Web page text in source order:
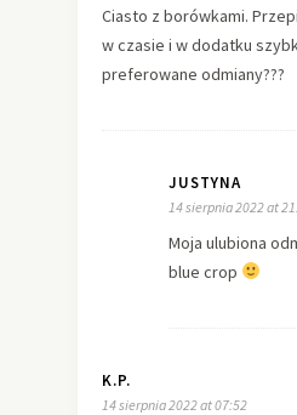
Ciasto z borówkami.
w czasie i w dodatku
preferowane odmiany???
JUSTYNA
14 sierpnia 2022 at
Moja ulubiona
blue crop
K.P.
14 sierpnia 2022 at 07:52